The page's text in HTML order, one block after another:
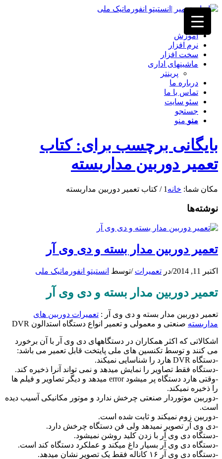
خانه
آموزش
نرم افزار
سخت افزار
ماشینهای اداری
پرینتر
درباره ما
تماس با ما
سئو سایت
جستجو
منو منو
بایگانی برچسب برای: کتاب
تعمیر دوربین مداربسته
مکان شما: خانه 1
/ کتاب تعمیر دوربین مداربسته
نوشته‌ها
تعمیر دوربین مدار بسته و دی وی آر
اکتبر 11, 2014 /در تعمیرات /توسط انستیتو انفورماتیک ملی
تعمیر دوربین مدار بسته و دی وی آر
تعمیر دوربین مدار بسته و دی وی آر : تعمیرات دوربین های
مداربسته صنعتی و معمولی و تعمیر انواع دستگاه استدالون DVR
اشکالاتی که اکثر همکاران در دستگاههای دی وی آر با آن برخورد
می کنند و توسط تکنسین های ملی پایتخت قابل تعمیر می باشد:
-دستگاه DVR هارد را شناسایی نمیکند.
-دستگاه فقط تصاویر را نمایش میدهد و نمی تواند آنرا ذخیره کند.
-وقتی هارد دستگاه پر میشود error میدهد و دیگر تصاویر و فیلم ها
را ذخیره نمیکند.
-دوربین موتوردار صنعتی چرخش ندارد و موتور مکانیکی آسیب دیده
است.
-دوربین زوم نمیکند و ثابت شده است.
-دی وی آر تصویر نمیدهد ولی فن دستگاه چرخش دارد.
-دستگاه دی وی آر با زدن کلید روشن نمیشود.
-دستگاه دی وی آر بسیار داغ میکند و عملکرد دستگاه کند است.
-دستگاه دی وی آر ۱۶ کاناله فقط یک تصویر نشان میدهد.